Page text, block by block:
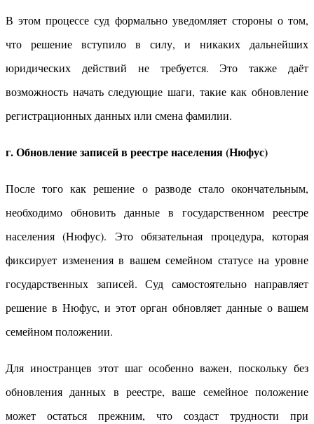
В этом процессе суд формально уведомляет стороны о том,
что решение вступило в силу, и никаких дальнейших
юридических действий не требуется. Это также даёт
возможность начать следующие шаги, такие как обновление
регистрационных данных или смена фамилии.
г. Обновление записей в реестре населения (Нюфус)
После того как решение о разводе стало окончательным,
необходимо обновить данные в государственном реестре
населения (Нюфус). Это обязательная процедура, которая
фиксирует изменения в вашем семейном статусе на уровне
государственных записей. Суд самостоятельно направляет
решение в Нюфус, и этот орган обновляет данные о вашем
семейном положении.
Для иностранцев этот шаг особенно важен, поскольку без
обновления данных в реестре, ваше семейное положение
может остаться прежним, что создаст трудности при